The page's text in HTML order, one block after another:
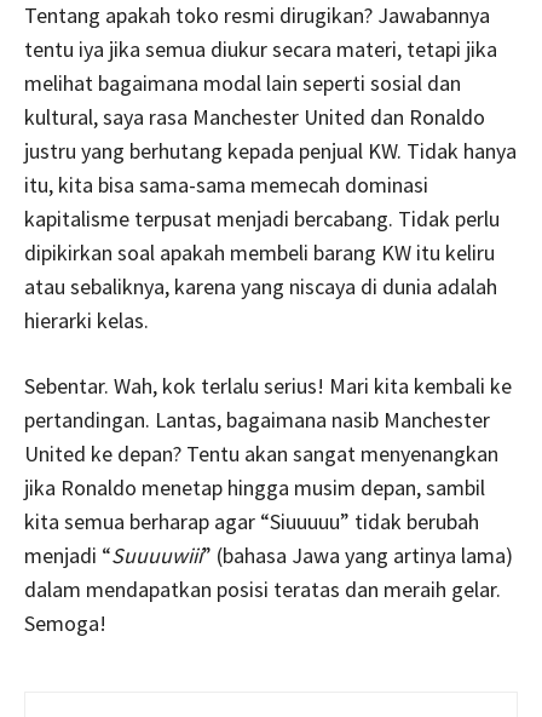
Tentang apakah toko resmi dirugikan? Jawabannya
tentu iya jika semua diukur secara materi, tetapi jika
melihat bagaimana modal lain seperti sosial dan
kultural, saya rasa Manchester United dan Ronaldo
justru yang berhutang kepada penjual KW. Tidak hanya
itu, kita bisa sama-sama memecah dominasi
kapitalisme terpusat menjadi bercabang. Tidak perlu
dipikirkan soal apakah membeli barang KW itu keliru
atau sebaliknya, karena yang niscaya di dunia adalah
hierarki kelas.
Sebentar. Wah, kok terlalu serius! Mari kita kembali ke
pertandingan. Lantas, bagaimana nasib Manchester
United ke depan? Tentu akan sangat menyenangkan
jika Ronaldo menetap hingga musim depan, sambil
kita semua berharap agar “Siuuuuu” tidak berubah
menjadi “Suuuuwiii” (bahasa Jawa yang artinya lama)
dalam mendapatkan posisi teratas dan meraih gelar.
Semoga!